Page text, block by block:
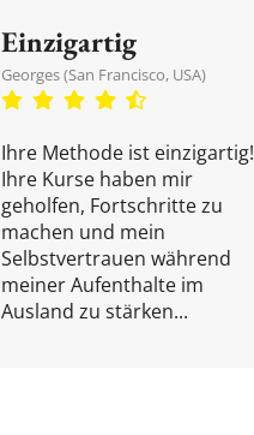
Einzigartig
Georges (San Francisco, USA)
Ihre Methode ist einzigartig!
Ihre Kurse haben mir
geholfen, Fortschritte zu
machen und mein
Selbstvertrauen während
meiner Aufenthalte im
Ausland zu stärken...